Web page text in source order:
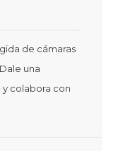
de cámaras
una
colabora con